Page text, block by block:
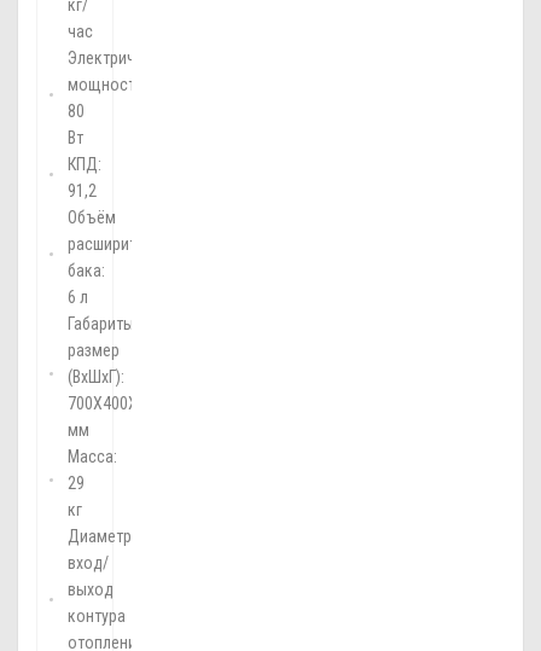
кг/
час
Электрическая
мощность:
80
Вт
КПД:
91,2
Объём
расширительного
бака:
6 л
Габариты,
размер
(ВхШхГ):
700Х400Х298
мм
Масса:
29
кг
Диаметр
вход/
выход
контура
отопления: